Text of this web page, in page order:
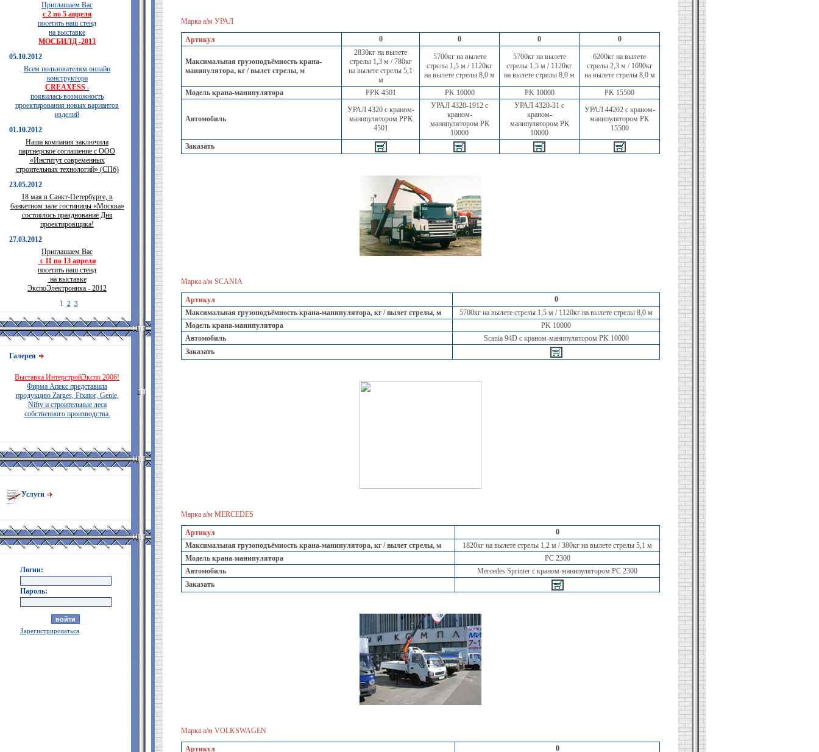
Приглашаем Вас
с 2 по 5 апреля
посетить наш стенд
на выставке
МОСБИЛД -2013
05.10.2012
Всем пользователям онлайн
конструктора
CREAXESS-
появилась возможность
проектирования новых вариантов
изделий
01.10.2012
Наша компания заключила
партнерское соглашение с ООО
«Институт современных
строительных технологий» (СПб)
23.05.2012
18 мая в Санкт-Петербурге, в
банкетном зале гостиницы «Москва»
состоялось празднование Дня
проектировщика!
27.03.2012
Приглашаем Вас
с 11 по 13 апреля
посетить наш стенд
на выставке
ЭкспоЭлектроника - 2012
1 2 3
Галерея
Выставка ИнтерстройЭкспо 2006!
Фирма Апекс представила
продукцию Zarges, Fixator, Genie,
Nifty и строительные леса
собственного производства.
Услуги
Логин:
Пароль:
Зарегистрироваться
Марка а/м УРАЛ
Артикул 0 0 0 0
Максимальная грузоподъёмность крана-
манипулятора, кг / вылет стрелы, м
2830кг на вылете
стрелы 1,3 м / 780кг
на вылете стрелы 5,1
м
5700кг на вылете
стрелы 1,5 м / 1120кг
на вылете стрелы 8,0 м
5700кг на вылете
стрелы 1,5 м / 1120кг
на вылете стрелы 8,0 м
6200кг на вылете
стрелы 2,3 м / 1690кг
на вылете стрелы 8,0 м
Модель крана-манипулятора РPK 4501 PK 10000 PK 10000 PK 15500
Автомобиль
УРАЛ 4320 с краном-
манипулятором РРК
4501
УРАЛ 4320-1912 с
краном-
манипулятором РК
10000
УРАЛ 4320-31 с
краном-
манипулятором РК
10000
УРАЛ 44202 с краном-
манипулятором РК
15500
Заказать
Марка а/м SCANIA
Артикул
0
Максимальная грузоподъёмность крана-манипулятора, кг / вылет стрелы, м
5700кг на вылете стрелы 1,5 м / 1120кг на вылете стрелы 8,0 м
Модель крана-манипулятора
PK 10000
Автомобиль
Scania 94D с краном-манипулятором PK 10000
Заказать
Марка а/м MERСEDES
Артикул
0
Максимальная грузоподъёмность крана-манипулятора, кг / вылет стрелы, м
1820кг на вылете стрелы 1,2 м / 380кг на вылете стрелы 5,1 м
Модель крана-манипулятора
PC 2300
Автомобиль
Merсedes Sprinter с краном-манипулятором РС 2300
Заказать
Марка а/м VOLKSWAGEN
Артикул 0